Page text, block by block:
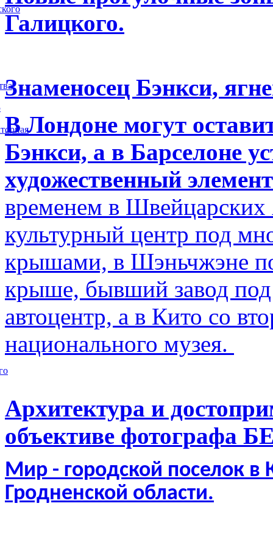
Галицкого.
Знаменосец Бэнкси,
В Лондоне могут
Бэнкси, а в Барселоне
художественный
временем в Швейцарских
культурный центр под
крышами, в Шэньчжэне
крыше, бывший завод
автоцентр, а в Кито со
национального музея.
Архитектура и
объективе фотографа
Мир - городской поселок в
Гродненской области.